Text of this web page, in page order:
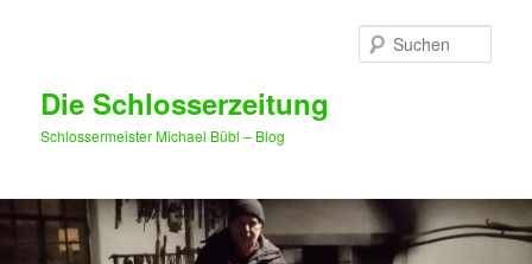
Die Schlosserzeitung
Schlossermeister Michael Bübl – Blog